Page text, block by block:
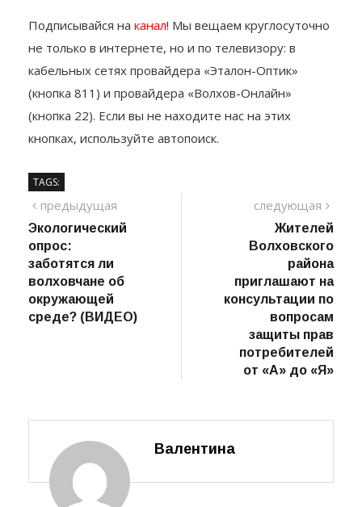
Подписывайся на канал! Мы вещаем круглосуточно
не только в интернете, но и по телевизору: в
кабельных сетях провайдера «Эталон-Оптик»
(кнопка 811) и провайдера «Волхов-Онлайн»
(кнопка 22). Если вы не находите нас на этих
кнопках, используйте автопоиск.
TAGS:
Навигация
по
записям
предыдущая
Экологический
опрос:
заботятся ли
волховчане об
окружающей
среде? (ВИДЕО)
следующая
Жителей
Волховского
района
приглашают на
консультации по
вопросам
защиты прав
потребителей
от «А» до «Я»
Валентина